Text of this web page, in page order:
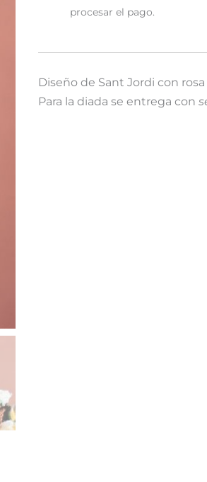
procesar el pago.
Diseño de Sant Jordi con
Para la diada se entrega con